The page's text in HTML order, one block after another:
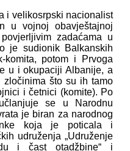
i velikosrpski nacionalist
u vojnoj obavještajnoj
zadaćama u
je sudionik Balkanskih
komita, potom i Prvoga
u i okupaciji Albanije, a
što su ih tamo
i četnici (komite). Po
se u Narodnu
je biran za narodnog
koja je poticala i
udruženja „Udruženje
i čast otadžbine“ i